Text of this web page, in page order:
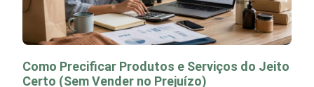
Como Precificar Produtos e Serviços do Jeito
Certo (Sem Vender no Prejuízo)